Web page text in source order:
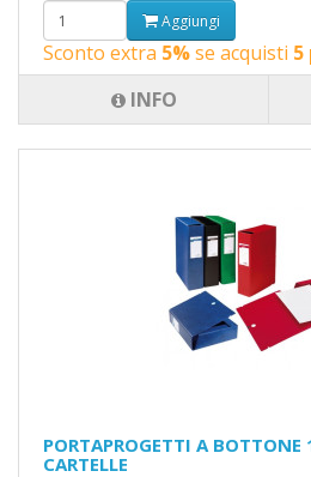
Aggiungi
Sconto extra 5%se acquisti 5
INFO
PORTAPROGETTI A BOTTONE
CARTELLE